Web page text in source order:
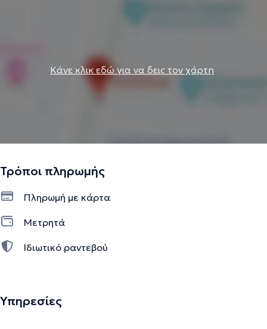
Κάνε κλικ εδώ για να δεις τον χάρτη
Τρόποι πληρωμής
Πληρωμή με κάρτα
Μετρητά
Ιδιωτικό ραντεβού
Υπηρεσίες